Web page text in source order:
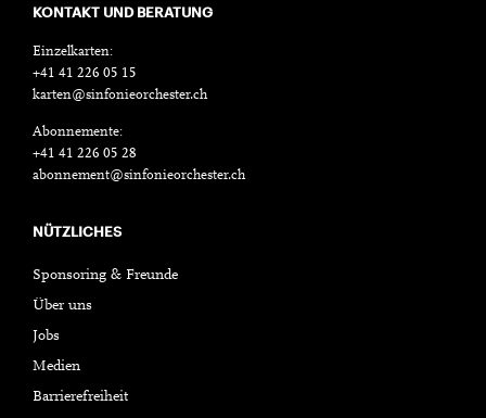
KONTAKT UND BERATUNG
Einzelkarten:
+41 41 226 05 15
karten@sinfonieorchester.ch
Abonnemente:
+41 41 226 05 28
abonnement@sinfonieorchester.ch
NÜTZLICHES
Sponsoring & Freunde
Über uns
Jobs
Medien
Barrierefreiheit